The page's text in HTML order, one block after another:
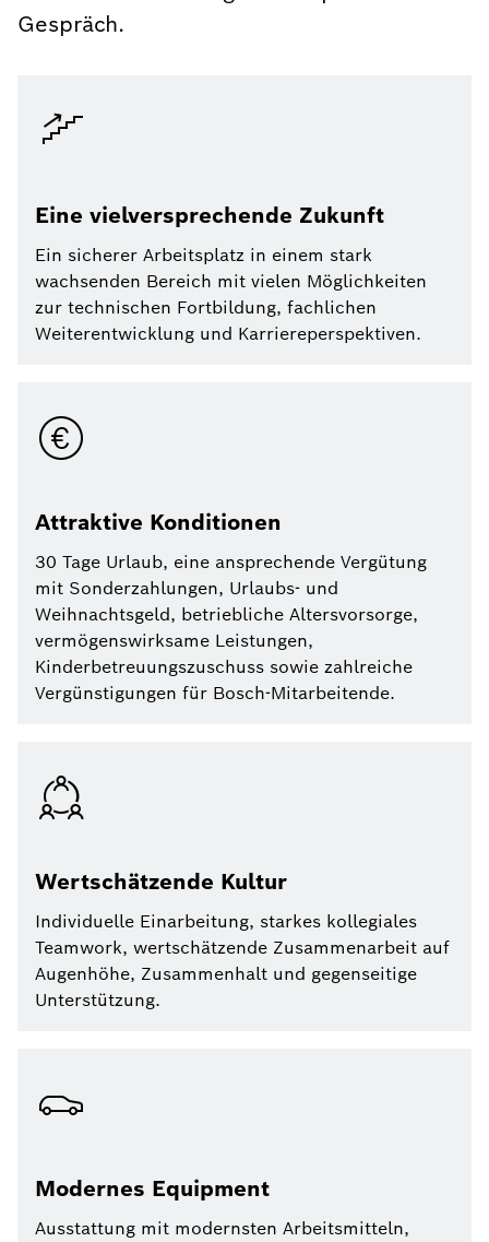
Gespräch.
Eine vielversprechende Zukunft
Ein sicherer Arbeitsplatz in einem stark
wachsenden Bereich mit vielen Möglichkeiten
zur technischen Fortbildung, fachlichen
Weiterentwicklung und Karriereperspektiven.
Attraktive Konditionen
30 Tage Urlaub, eine ansprechende Vergütung
mit Sonderzahlungen, Urlaubs- und
Weihnachtsgeld, betriebliche Altersvorsorge,
vermögenswirksame Leistungen,
Kinderbetreuungszuschuss sowie zahlreiche
Vergünstigungen für Bosch-Mitarbeitende.
Wertschätzende Kultur
Individuelle Einarbeitung, starkes kollegiales
Teamwork, wertschätzende Zusammenarbeit auf
Augenhöhe, Zusammenhalt und gegenseitige
Unterstützung.
Modernes Equipment
Ausstattung mit modernsten Arbeitsmitteln,